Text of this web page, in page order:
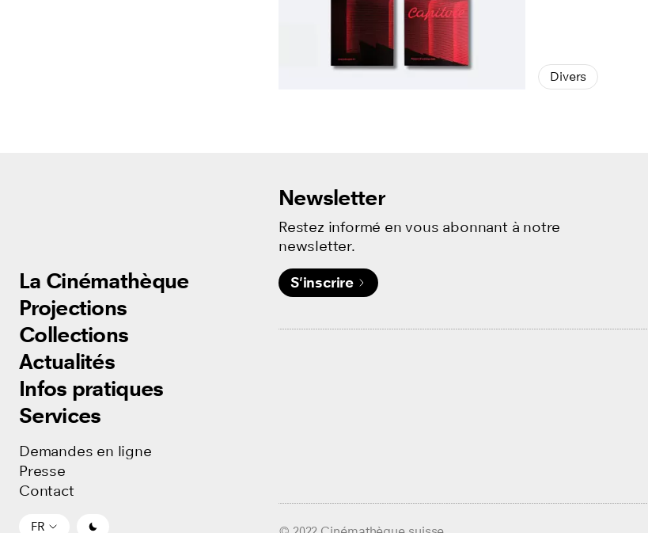
La Cinémathèque
Projections
Collections
Actualités
Infos pratiques
Services
Demandes en ligne
Presse
Contact
FR
La Cinémathèque
Projections
Collections
Actualités
Infos pratiques
Services
Demandes en ligne
Presse
Contact
FR
Divers
Newsletter
Restez informé en vous abonnant à notre
newsletter.
S'inscrire